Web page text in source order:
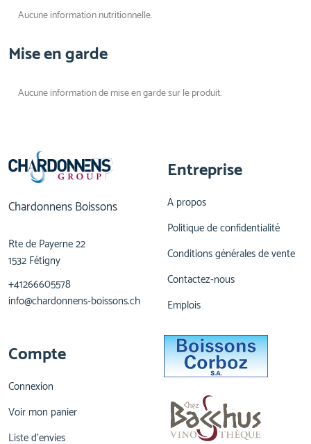
Aucune information nutritionnelle.
Mise en garde
Aucune information de mise en garde sur le produit.
Chardonnens Boissons
Rte de Payerne 22
1532 Fétigny
+41266605578
info@chardonnens-boissons.ch
Entreprise
A propos
Politique de confidentialité
Conditions générales de vente
Contactez-nous
Emplois
Compte
Connexion
Voir mon panier
Liste d'envies